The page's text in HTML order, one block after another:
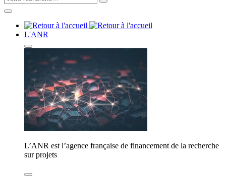
L'ANR
L’ANR est l’agence française de financement de la recherche
sur projets